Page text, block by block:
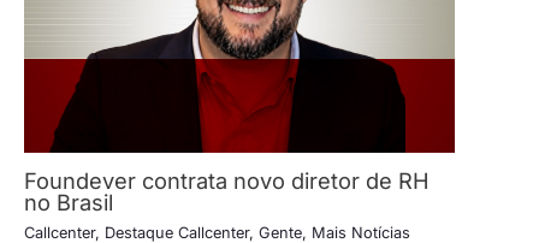
Foundever contrata novo diretor de RH
no Brasil
Callcenter, Destaque Callcenter, Gente, Mais Notícias